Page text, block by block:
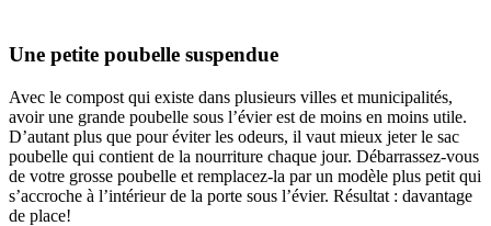
Une petite poubelle suspendue
Avec le compost qui existe dans plusieurs villes et municipalités,
avoir une grande poubelle sous l’évier est de moins en moins utile.
D’autant plus que pour éviter les odeurs, il vaut mieux jeter le sac
poubelle qui contient de la nourriture chaque jour. Débarrassez-vous
de votre grosse poubelle et remplacez-la par un modèle plus petit qui
s’accroche à l’intérieur de la porte sous l’évier. Résultat : davantage
de place!